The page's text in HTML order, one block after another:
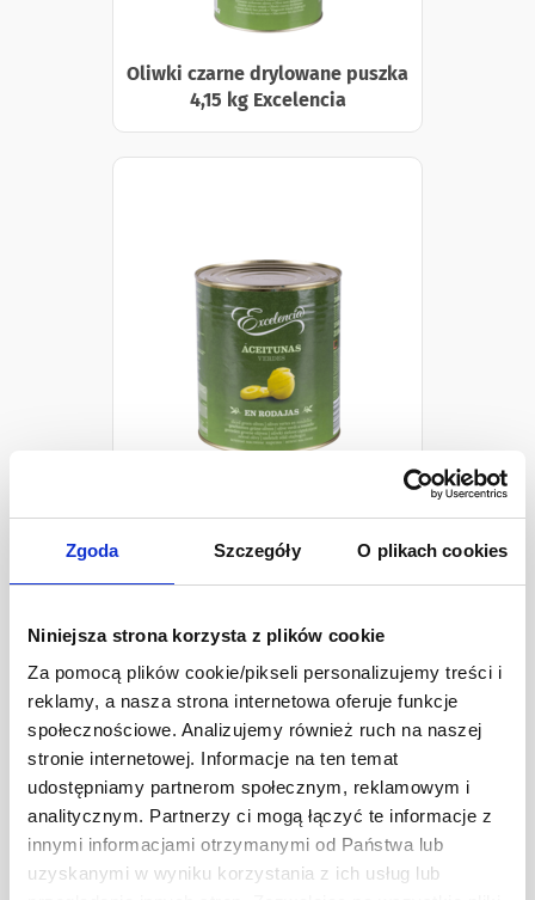
Zgoda Szczegóły O plikach cookies
Niniejsza strona korzysta z plików cookie
Za pomocą plików cookie/pikseli personalizujemy treści i
reklamy, a nasza strona internetowa oferuje funkcje
społecznościowe. Analizujemy również ruch na naszej
stronie internetowej. Informacje na ten temat
udostępniamy partnerom społecznym, reklamowym i
analitycznym. Partnerzy ci mogą łączyć te informacje z
innymi informacjami otrzymanymi od Państwa lub
uzyskanymi w wyniku korzystania z ich usług lub
Oliwki czarne drylowane puszka
4,15 kg Excelencia
Excelencia